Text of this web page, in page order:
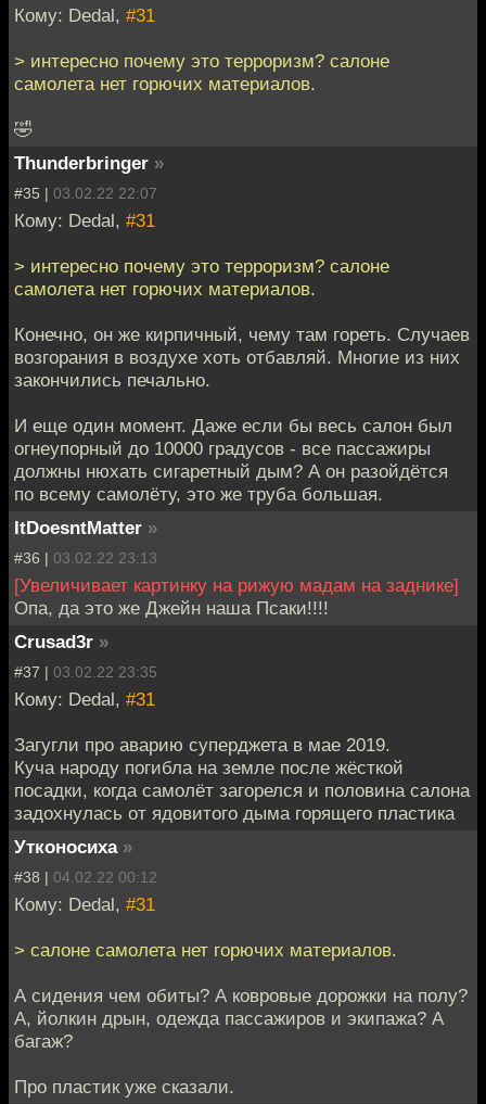
Кому: Dedal, #31
> интересно почему это терроризм? салоне
самолета нет горючих материалов.
🤣
Thunderbringer »
#35 | 03.02.22 22:07
Кому: Dedal, #31
> интересно почему это терроризм? салоне
самолета нет горючих материалов.
Конечно, он же кирпичный, чему там гореть. Случаев
возгорания в воздухе хоть отбавляй. Многие из них
закончились печально.
И еще один момент. Даже если бы весь салон был
огнеупорный до 10000 градусов - все пассажиры
должны нюхать сигаретный дым? А он разойдётся
по всему самолёту, это же труба большая.
ItDoesntMatter »
#36 | 03.02.22 23:13
[Увеличивает картинку на рижую мадам на заднике]
Опа, да это же Джейн наша Псаки!!!!
Crusad3r »
#37 | 03.02.22 23:35
Кому: Dedal, #31
Загугли про аварию суперджета в мае 2019.
Куча народу погибла на земле после жёсткой
посадки, когда самолёт загорелся и половина салона
задохнулась от ядовитого дыма горящего пластика
Утконосиха »
#38 | 04.02.22 00:12
Кому: Dedal, #31
> салоне самолета нет горючих материалов.
А сидения чем обиты? А ковровые дорожки на полу?
А, йолкин дрын, одежда пассажиров и экипажа? А
багаж?
Про пластик уже сказали.